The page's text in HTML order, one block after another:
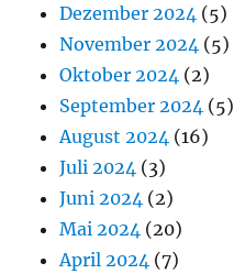
Dezember 2024 (5)
November 2024 (5)
Oktober 2024 (2)
September 2024 (5)
August 2024 (16)
Juli 2024 (3)
Juni 2024 (2)
Mai 2024 (20)
April 2024 (7)